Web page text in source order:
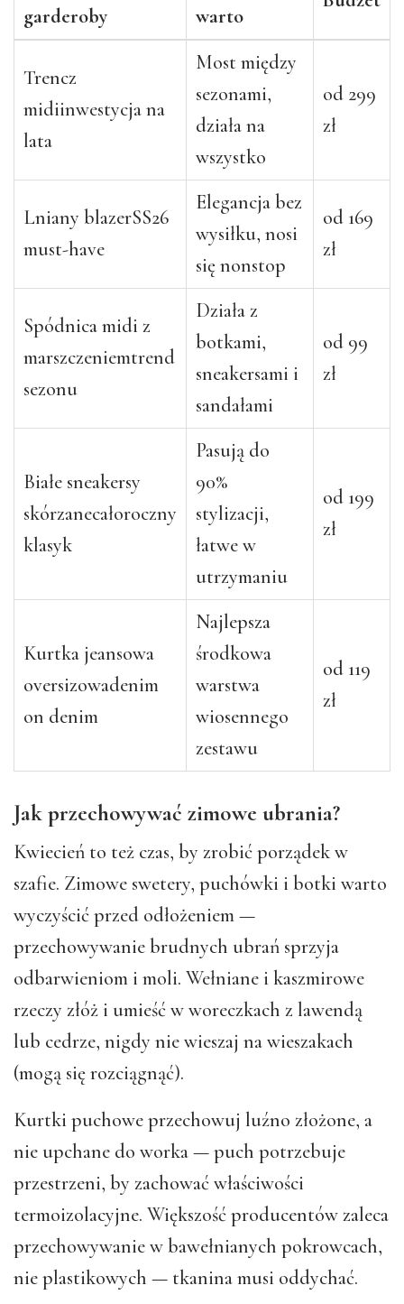
garderoby warto
Trencz
midiinwestycja na
lata
Most między
sezonami,
działa na
wszystko
od 299
zł
Lniany blazerSS26
must-have
Elegancja bez
wysiłku, nosi
się nonstop
od 169
zł
Spódnica midi z
marszczeniemtrend
sezonu
Działa z
botkami,
sneakersami i
sandałami
od 99
zł
Białe sneakersy
skórzanecałoroczny
klasyk
Pasują do
90%
stylizacji,
łatwe w
utrzymaniu
od 199
zł
Kurtka jeansowa
oversizowadenim
on denim
Najlepsza
środkowa
warstwa
wiosennego
zestawu
od 119
zł
Jak przechowywać zimowe ubrania?
Kwiecień to też czas, by zrobić porządek w
szafie. Zimowe swetery, puchówki i botki warto
wyczyścić przed odłożeniem —
przechowywanie brudnych ubrań sprzyja
odbarwieniom i moli. Wełniane i kaszmir­owe
rzeczy złóż i umieść w woreczkach z lawendą
lub cedrze, nigdy nie wieszaj na wieszakach
(mogą się rozciągnąć).
Kurtki puchowe przechowuj luźno złożone, a
nie upchane do worka — puch potrzebuje
przestrzeni, by zachować właściwości
termoizolacyjne. Większość producentów zaleca
przechowywanie w bawełnianych pokrowcach,
nie plastikowych — tkanina musi oddychać.